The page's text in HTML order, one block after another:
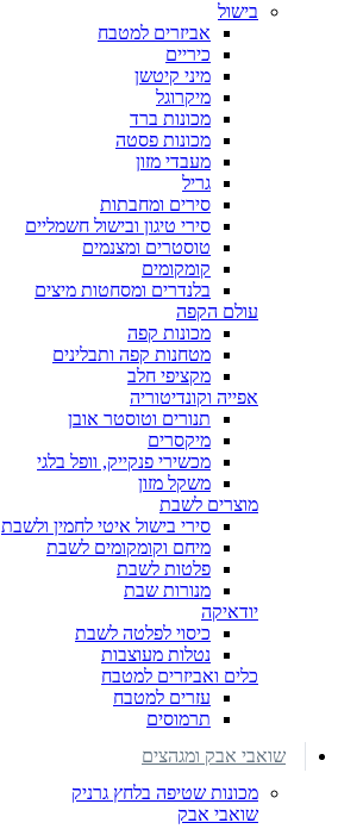
בישול
אביזרים למטבח
כיריים
מיני קיטשן
מיקרוגל
מכונות ברד
מכונות פסטה
מעבדי מזון
גריל
סירים ומחבתות
סירי טיגון ובישול חשמליים
טוסטרים ומצנמים
קומקומים
בלנדרים ומסחטות מיצים
עולם הקפה
מכונות קפה
מטחנות קפה ותבלינים
מקציפי חלב
אפייה וקונדיטוריה
תנורים וטוסטר אובן
מיקסרים
מכשירי פנקייק, וופל בלגי
משקל מזון
מוצרים לשבת
סירי בישול איטי לחמין ולשבת
מיחם וקומקומים לשבת
פלטות לשבת
מנורות שבת
יודאיקה
כיסוי לפלטה לשבת
נטלות מעוצבות
כלים ואביזרים למטבח
עזרים למטבח
תרמוסים
שואבי אבק ומגהצים
מכונות שטיפה בלחץ גרניק
שואבי אבק